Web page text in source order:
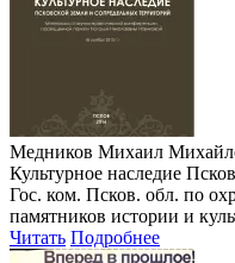
Медников Михаил
Культурное наследие
Гос. ком. Псков. обл. по
памятников истории и
Читать Подробнее